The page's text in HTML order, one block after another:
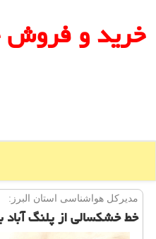
خرید و فروش
مدیركل هواشناسی استان البرز:
خط خشكسالی از پلنگ